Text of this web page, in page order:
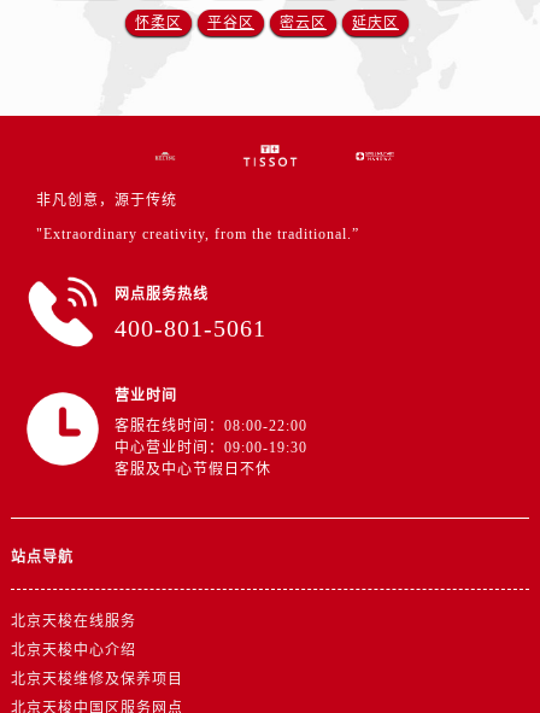
怀柔区 平谷区 密云区 延庆区
非凡创意，源于传统
"Extraordinary creativity, from the traditional.”
网点服务热线
400-801-5061
营业时间
客服在线时间：08:00-22:00
中心营业时间：09:00-19:30
客服及中心节假日不休
站点导航
北京天梭在线服务
北京天梭中心介绍
北京天梭维修及保养项目
北京天梭中国区服务网点